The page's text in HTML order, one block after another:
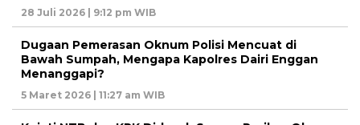
28 Juli 2026 | 9:12 pm WIB
Dugaan Pemerasan Oknum Polisi Mencuat di
Bawah Sumpah, Mengapa Kapolres Dairi Enggan
Menanggapi?
5 Maret 2026 | 11:27 am WIB